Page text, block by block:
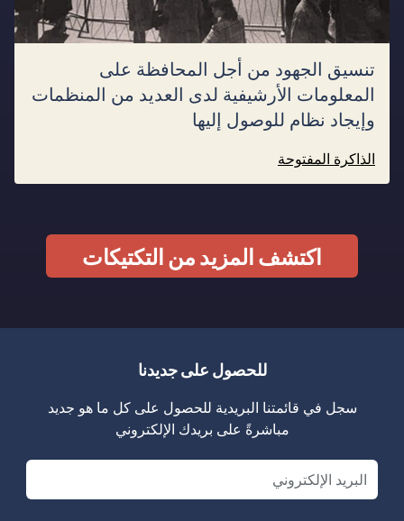
تنسيق الجهود من أجل المحافظة على
المعلومات الأرشيفية لدى العديد من المنظمات
وإيجاد نظام للوصول إليها
الذاكرة المفتوحة
اكتشف المزيد من التكتيكات
للحصول على جديدنا
سجل في قائمتنا البريدية للحصول على كل ما هو جديد
مباشرةً على بريدك الإلكتروني
Email